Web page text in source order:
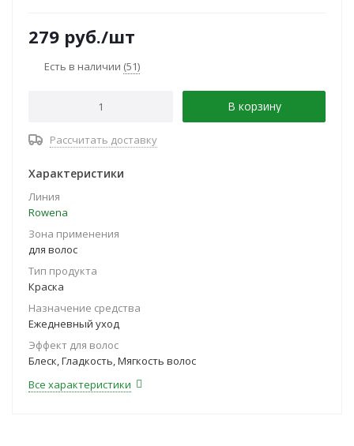
279 руб./шт
Есть в наличии (51)
В корзину
Рассчитать доставку
Характеристики
Линия
Rowena
Зона применения
для волос
Тип продукта
Краска
Назначение средства
Ежедневный уход
Эффект для волос
Блеск, Гладкость, Мягкость волос
Все характеристики